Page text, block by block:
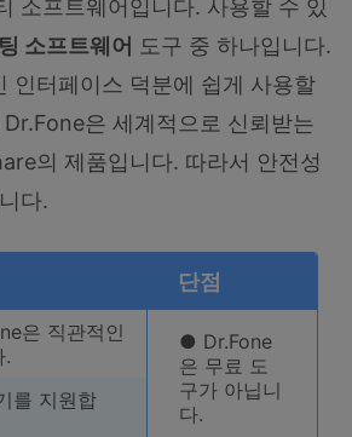
소프트웨어입니다. 사용할 수 있
소프트웨어 도구 중 하나입니다.
인터페이스 덕분에 쉽게 사용할
은 세계적으로 신뢰받는
의 제품입니다. 따라서 안전성
다.
단점
은 직관적인
.
● Dr.Fone
은 무료 도
구가 아닙니
다.
를 지원합